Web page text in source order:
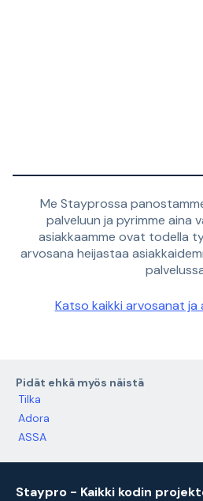
Me Stayprossa
palveluun ja pyrimme aina
asiakkaamme ovat todella
arvosana heijastaa
Katso kaikki arvosanat
Pidät ehkä myös näistä
Tilka
Adora
ASSA
Staypro - Kaikki kodin